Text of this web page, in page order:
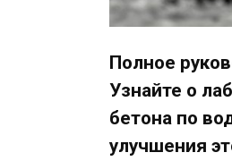
Полное
Узнайте о
бетона по
улучшения